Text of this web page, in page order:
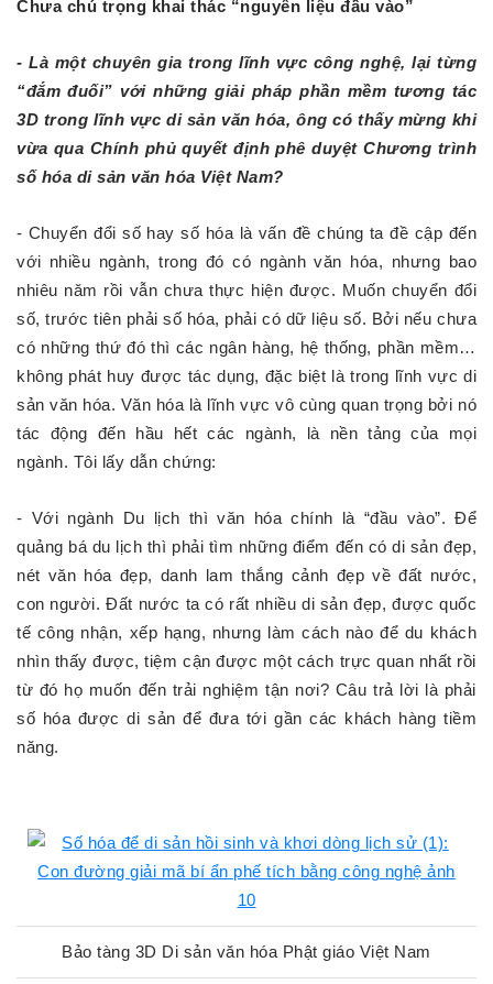
Chưa chú trọng khai thác “nguyên liệu đầu vào”
- Là một chuyên gia trong lĩnh vực công nghệ, lại từng
“đắm đuối” với những giải pháp phần mềm tương tác
3D trong lĩnh vực di sản văn hóa, ông có thấy mừng khi
vừa qua Chính phủ quyết định phê duyệt Chương trình
số hóa di sản văn hóa Việt Nam?
- Chuyển đổi số hay số hóa là vấn đề chúng ta đề cập đến
với nhiều ngành, trong đó có ngành văn hóa, nhưng bao
nhiêu năm rồi vẫn chưa thực hiện được. Muốn chuyển đổi
số, trước tiên phải số hóa, phải có dữ liệu số. Bởi nếu chưa
có những thứ đó thì các ngân hàng, hệ thống, phần mềm…
không phát huy được tác dụng, đặc biệt là trong lĩnh vực di
sản văn hóa. Văn hóa là lĩnh vực vô cùng quan trọng bởi nó
tác động đến hầu hết các ngành, là nền tảng của mọi
ngành. Tôi lấy dẫn chứng:
- Với ngành Du lịch thì văn hóa chính là “đầu vào”. Để
quảng bá du lịch thì phải tìm những điểm đến có di sản đẹp,
nét văn hóa đẹp, danh lam thắng cảnh đẹp về đất nước,
con người. Đất nước ta có rất nhiều di sản đẹp, được quốc
tế công nhận, xếp hạng, nhưng làm cách nào để du khách
nhìn thấy được, tiệm cận được một cách trực quan nhất rồi
từ đó họ muốn đến trải nghiệm tận nơi? Câu trả lời là phải
số hóa được di sản để đưa tới gần các khách hàng tiềm
năng.
Bảo tàng 3D Di sản văn hóa Phật giáo Việt Nam